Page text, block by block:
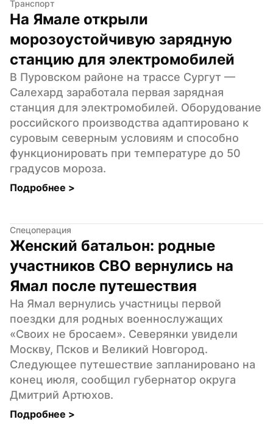
Транспорт
На Ямале открыли
морозоустойчивую зарядную
станцию для электромобилей
В Пуровском районе на трассе Сургут —
Салехард заработала первая зарядная
станция для электромобилей. Оборудование
российского производства адаптировано к
суровым северным условиям и способно
функционировать при температуре до 50
градусов мороза.
Подробнее >
Спецоперация
Женский батальон: родные
участников СВО вернулись на
Ямал после путешествия
На Ямал вернулись участницы первой
поездки для родных военнослужащих
«Своих не бросаем». Северянки увидели
Москву, Псков и Великий Новгород.
Следующее путешествие запланировано на
конец июля, сообщил губернатор округа
Дмитрий Артюхов.
Подробнее >